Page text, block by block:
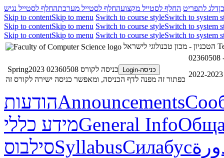
דלג לתפריט החלף לסטייל מקצועהחלף לסטייל מערכתהחלף לסטייל נגיש
Skip to contentSkip to menu Switch to course styleSwitch to system
Skip to contentSkip to menu Switch to course styleSwitch to system
Skip to contentSkip to menu Switch to course styleSwitch to system
כניסה-Login
כניסה לקורס 02360508 Spring2023
כפתור זה מפנה לדף הכניסה, ומאפשר כניסה ישירה לקורס זה
הודעותAnnouncements
מידע כלליGeneral Info
סילבוסSyllabusСилабус